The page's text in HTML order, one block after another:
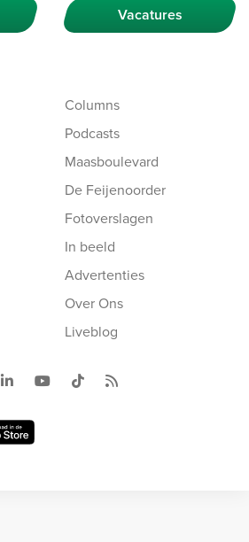
Vacatures
Columns
Podcasts
Maasboulevard
De Feijenoorder
Fotoverslagen
In beeld
Advertenties
Over Ons
Liveblog